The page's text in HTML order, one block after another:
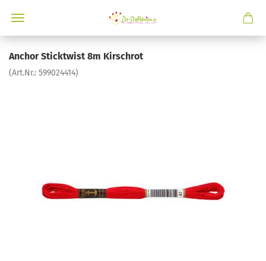
Anchor Sticktwist 8m Kirschrot
(Art.Nr.: 599024414)